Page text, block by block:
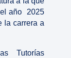
año 2025
la carrera a
Tutorías